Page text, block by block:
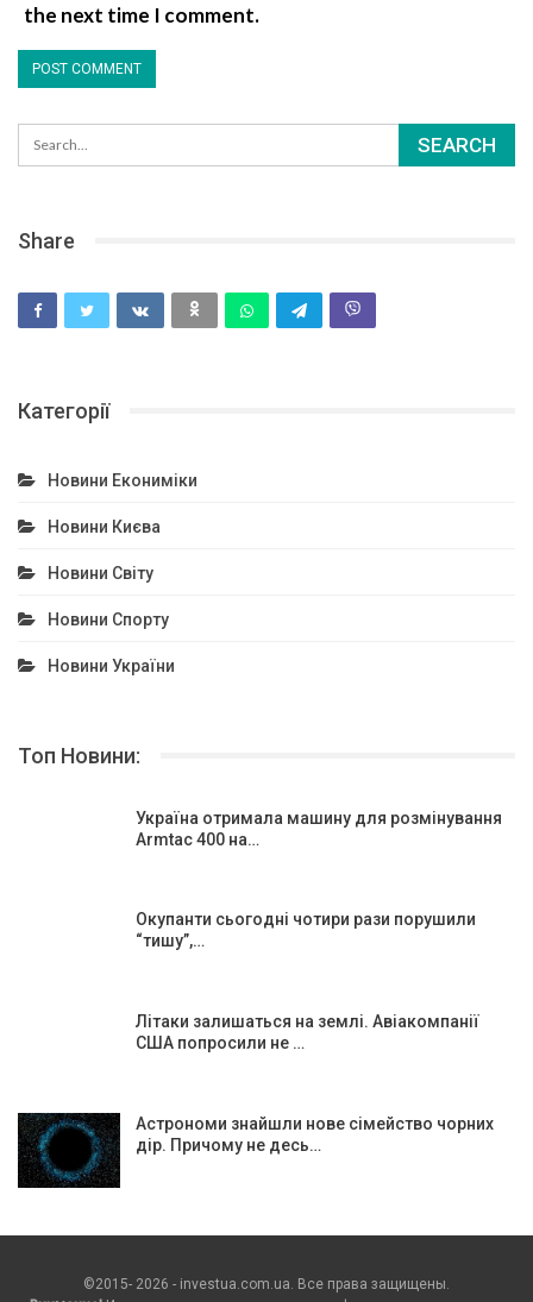
the next time I comment.
Share
Категорії
Новини Екониміки
Новини Києва
Новини Світу
Новини Спорту
Новини України
Топ Новини:
Україна отримала машину для розмінування
Armtac 400 на…
Окупанти сьогодні чотири рази порушили
“тишу”,…
Літаки залишаться на землі. Авіакомпанії
США попросили не …
Астрономи знайшли нове сімейство чорних
дір. Причому не десь…
©2015- 2026 - investua.com.ua. Все права защищены.